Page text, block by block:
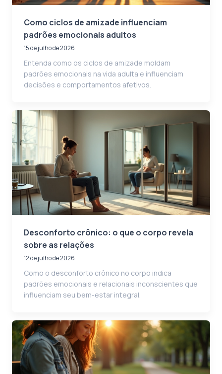
Como ciclos de amizade influenciam
padrões emocionais adultos
15 de julho de 2026
Entenda como os ciclos de amizade moldam
padrões emocionais na vida adulta e influenciam
decisões e comportamentos afetivos.
Desconforto crônico: o que o corpo revela
sobre as relações
12 de julho de 2026
Como o desconforto crônico no corpo indica
padrões emocionais e relacionais inconscientes que
influenciam seu bem-estar integral.